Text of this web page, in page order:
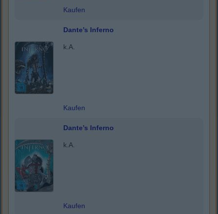
Kaufen
Dante’s Inferno
k.A.
Kaufen
Dante’s Inferno
k.A.
Kaufen